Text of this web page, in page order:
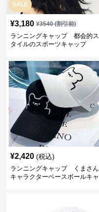
SALE
¥3,180 ¥3540(割引前)
ランニングキャップ 都会的ス
タイルのスポーツキャップ
¥2,420 (税込)
ランニングキャップ くまさん
キャラクターベースボールキャ